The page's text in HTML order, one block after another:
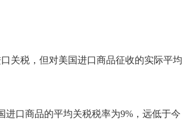
税，但对美国进口商品征收的实际平均
口商品的平均关税税率为9%，远低于今